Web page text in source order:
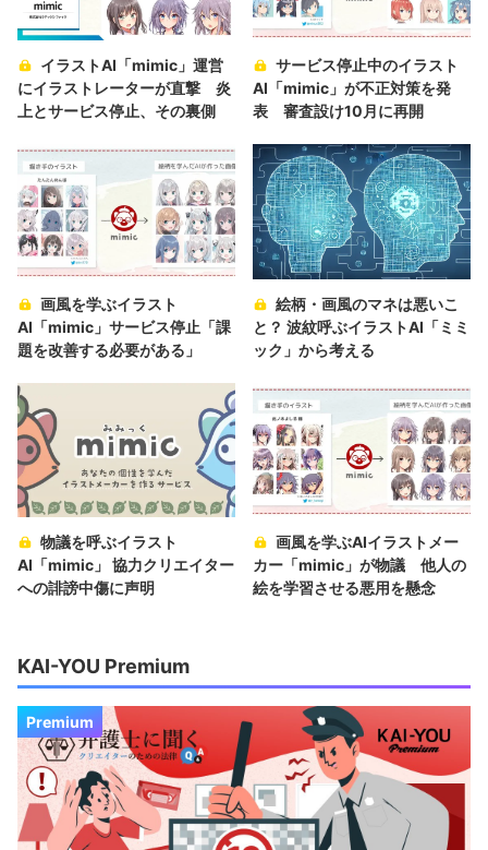
イラストAI「mimic」運営
にイラストレーターが直撃 炎
上とサービス停止、その裏側
サービス停止中のイラスト
AI「mimic」が不正対策を発
表 審査設け10月に再開
画風を学ぶイラスト
AI「mimic」サービス停止「課
題を改善する必要がある」
絵柄・画風のマネは悪いこ
と？ 波紋呼ぶイラストAI「ミミ
ック」から考える
物議を呼ぶイラスト
AI「mimic」 協力クリエイター
への誹謗中傷に声明
画風を学ぶAIイラストメー
カー「mimic」が物議 他人の
絵を学習させる悪用を懸念
KAI-YOU Premium
Premium